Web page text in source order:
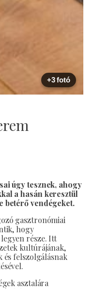
+3 fotó
úgy tesznek, ahogy
a hasán keresztül
betérő vendégeket.
gasztronómiai
hogy
része. Itt
kultúrájának,
és felszolgálásnak
asztalára